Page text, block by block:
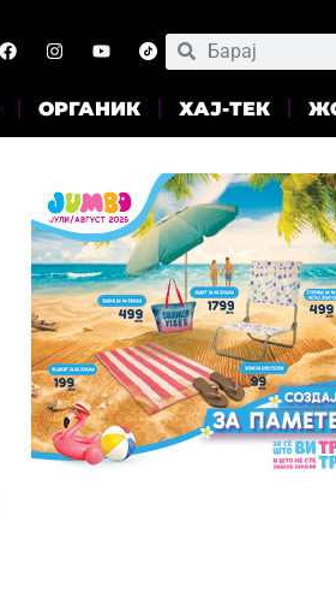
ОРГАНИК ХАЈ-ТЕК